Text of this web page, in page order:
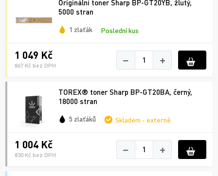
Originální toner Sharp BP-GT20YB, žlutý,
5000 stran
1 zlaťák Poslední kus
1 049 Kč
867 Kč bez DPH − +
TOREX® toner Sharp BP-GT20BA, černý,
18000 stran
5 zlaťáků Skladem - externě
1 004 Kč
830 Kč bez DPH − +